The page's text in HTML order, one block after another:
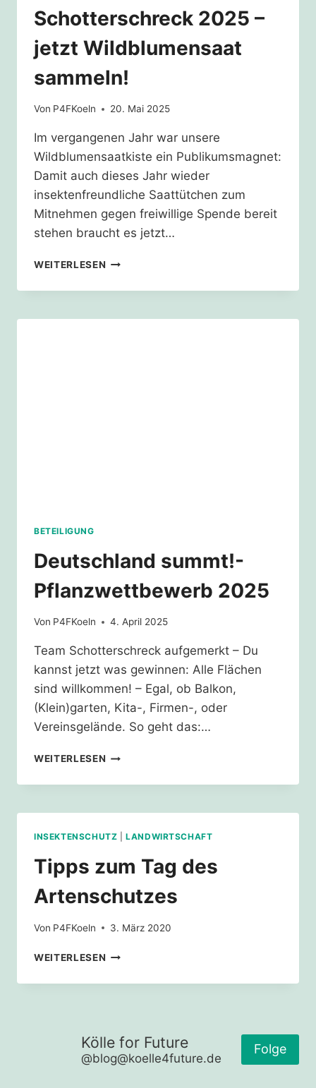
Schotterschreck 2025 –
jetzt Wildblumensaat
sammeln!
Von P4FKoeln 20. Mai 2025
Im vergangenen Jahr war unsere
Wildblumensaatkiste ein Publikumsmagnet:
Damit auch dieses Jahr wieder
insektenfreundliche Saattütchen zum
Mitnehmen gegen freiwillige Spende bereit
stehen braucht es jetzt…
WEITERLESEN SCHOTTERSCHRECK
–
WILDBLUMENSAAT
BETEILIGUNG
Deutschland summt!-
Pflanzwettbewerb 2025
Von P4FKoeln 4. April 2025
Team Schotterschreck aufgemerkt – Du
kannst jetzt was gewinnen: Alle Flächen
sind willkommen! – Egal, ob Balkon,
(Klein)garten, Kita-, Firmen-, oder
Vereinsgelände. So geht das:…
WEITERLESEN DEUTSCHLAND
PFLANZWETTBEWERB
INSEKTENSCHUTZ |LANDWIRTSCHAFT
Tipps zum Tag des
Artenschutzes
Von P4FKoeln 3. März 2020
WEITERLESEN TIPPS
TAG
Kölle for Future
@blog@koelle4future.de
Folge